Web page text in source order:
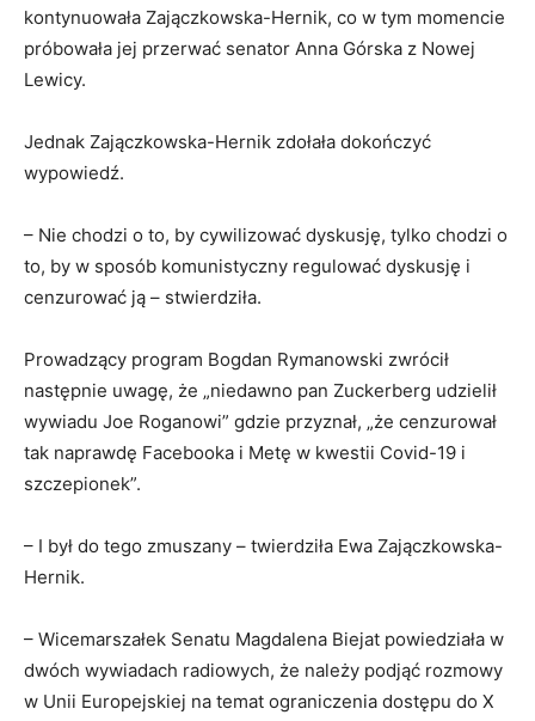
kontynuowała Zajączkowska-Hernik, co w tym momencie
próbowała jej przerwać senator Anna Górska z Nowej
Lewicy.
Jednak Zajączkowska-Hernik zdołała dokończyć
wypowiedź.
– Nie chodzi o to, by cywilizować dyskusję, tylko chodzi o
to, by w sposób komunistyczny regulować dyskusję i
cenzurować ją – stwierdziła.
Prowadzący program Bogdan Rymanowski zwrócił
następnie uwagę, że „niedawno pan Zuckerberg udzielił
wywiadu Joe Roganowi” gdzie przyznał, „że cenzurował
tak naprawdę Facebooka i Metę w kwestii Covid-19 i
szczepionek”.
– I był do tego zmuszany – twierdziła Ewa Zajączkowska-
Hernik.
– Wicemarszałek Senatu Magdalena Biejat powiedziała w
dwóch wywiadach radiowych, że należy podjąć rozmowy
w Unii Europejskiej na temat ograniczenia dostępu do X